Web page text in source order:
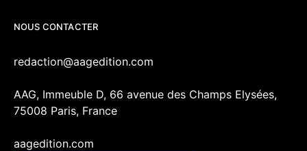
NOUS CONTACTER
redaction@aagedition.com
AAG, Immeuble D, 66 avenue des Champs Elysées,
75008 Paris, France
aagedition.com